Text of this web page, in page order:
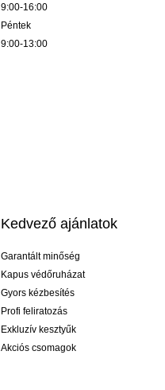
9:00-16:00
Péntek
9:00-13:00
Kedvező ajánlatok
Garantált minőség
Kapus védőruházat
Gyors kézbesítés
Profi feliratozás
Exkluzív kesztyűk
Akciós csomagok